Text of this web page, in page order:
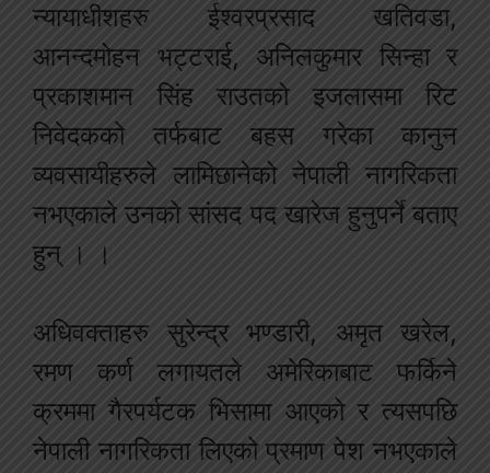
न्यायाधीशहरु ईश्वरप्रसाद खतिवडा,
आनन्दमोहन भट्टराई, अनिलकुमार सिन्हा र
प्रकाशमान सिंह राउतको इजलासमा रिट
निवेदकको तर्फबाट बहस गरेका कानुन
व्यवसायीहरुले लामिछानेको नेपाली नागरिकता
नभएकाले उनको सांसद पद खारेज हुनुपर्ने बताए
हुन् । ।
अधिवक्ताहरु सुरेन्द्र भण्डारी, अमृत खरेल,
रमण कर्ण लगायतले अमेरिकाबाट फर्किने
क्रममा गैरपर्यटक भिसामा आएको र त्यसपछि
नेपाली नागरिकता लिएको प्रमाण पेश नभएकाले